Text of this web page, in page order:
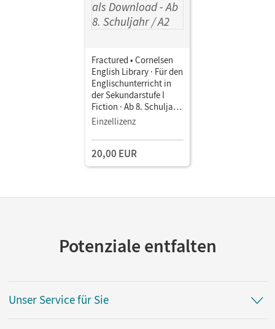
Fractured • Cornelsen
English Library · Für den
Englischunterricht in
der Sekundarstufe I
Fiction · Ab 8. Schuljahr
/ A2 • Handreichungen
Download
Einzellizenz
20,00 EUR
Potenziale entfalten
Unser Service für Sie